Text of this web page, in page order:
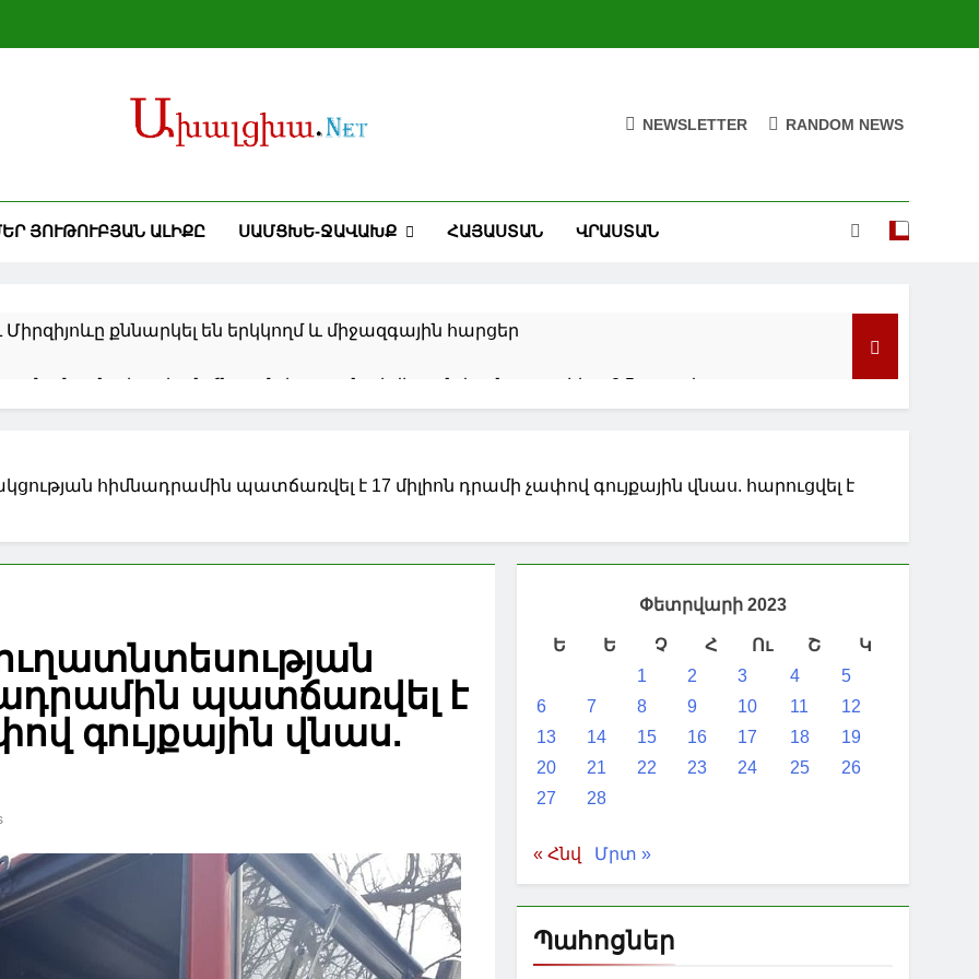
NEWSLETTER RANDOM NEWS
ՅՈՒԹՈՒԲՅԱՆ ԱԼԻՔԸ ՍԱՄՑԽԵ-ՋԱՎԱԽՔ ՀԱՅԱՍՏԱՆ ՎՐԱՍՏԱՆ
քննարկել են երկկողմ և միջազգային հարցեր
տնտեսական ճնշումը կշարունակվի առնվազն առաջիկա 2,5 տարվա
քննարկվել են բարձրլեռնային բնակավայրի բնակչի կարգավիճակ ստանալու 20
է Թուրքիայի մեղադրանքներին
հիմնադրամին պատճառվել է 17 միլիոն դրամի չափով գույքային վնաս. հարուցվել է
պատճառվել է
գույքային վնաս.
Փետրվարի 2023
Ե Ե Չ Հ Ու Շ
Կ
1
2 3 4
5
6
7 8 9 10 11
12
13
14 15 16 17 18
19
20
21 22 23 24 25
26
27
28
« Հնվ Մրտ »
Պահոցներ